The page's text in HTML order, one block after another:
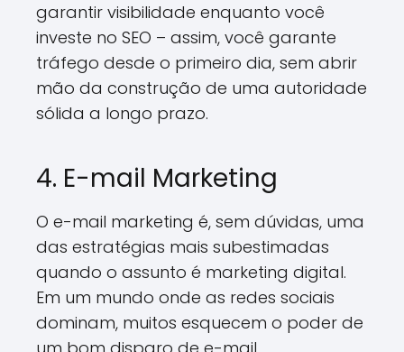
garantir visibilidade enquanto você
investe no SEO – assim, você garante
tráfego desde o primeiro dia, sem abrir
mão da construção de uma autoridade
sólida a longo prazo.
4. E-mail Marketing
O e-mail marketing é, sem dúvidas, uma
das estratégias mais subestimadas
quando o assunto é marketing digital.
Em um mundo onde as redes sociais
dominam, muitos esquecem o poder de